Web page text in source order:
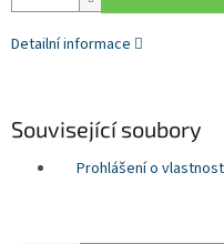
Detailní informace
Související soubory
Prohlášení o